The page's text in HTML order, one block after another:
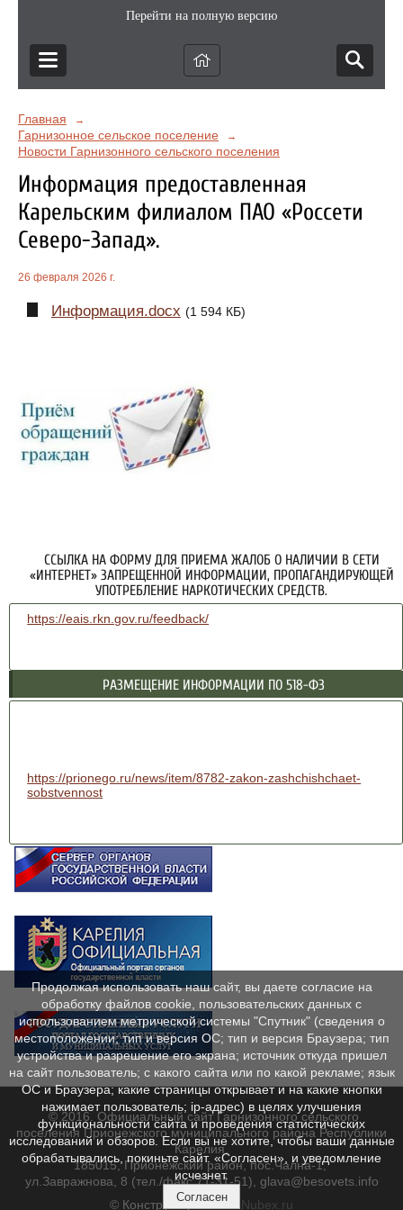
Перейти на полную версию
Главная →
Гарнизонное сельское поселение →
Новости Гарнизонного сельского поселения
Информация предоставленная
Карельским филиалом ПАО «Россети
Северо-Запад».
26 февраля 2026 г.
Информация.docx (1 594 КБ)
ССЫЛКА НА ФОРМУ ДЛЯ ПРИЕМА ЖАЛОБ О НАЛИЧИИ В СЕТИ
«ИНТЕРНЕТ» ЗАПРЕЩЕННОЙ ИНФОРМАЦИИ, ПРОПАГАНДИРУЮЩЕЙ
УПОТРЕБЛЕНИЕ НАРКОТИЧЕСКИХ СРЕДСТВ.
https://eais.rkn.gov.ru/feedback/
РАЗМЕЩЕНИЕ ИНФОРМАЦИИ ПО 518-ФЗ
https://prionego.ru/news/item/8782-zakon-zashchishchaet-
sobstvennost
© 2016. Официальный сайт Гарнизонного сельского
поселения Прионежского муниципального района Республики
Карелия.
185015, Прионежский район, пос.Чална-1,
ул.Завражнова, 8 (тел./факс 71-31-51), glava@besovets.info
© Конструктор сайтовNubex.ru
Продолжая использовать наш сайт, вы даете согласие на
обработку файлов cookie, пользовательских данных с
использованием метрической системы "Спутник" (сведения о
местоположении; тип и версия ОС; тип и версия Браузера; тип
устройства и разрешение его экрана; источник откуда пришел
на сайт пользователь; с какого сайта или по какой рекламе; язык
ОС и Браузера; какие страницы открывает и на какие кнопки
нажимает пользователь; ip-адрес) в целях улучшения
функциональности сайта и проведения статистических
исследований и обзоров. Если вы не хотите, чтобы ваши данные
обрабатывались, покиньте сайт. «Согласен», и уведомление
исчезнет.
Согласен